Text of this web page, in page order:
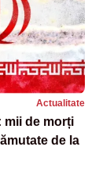
Actualitate
mii de morți
de la